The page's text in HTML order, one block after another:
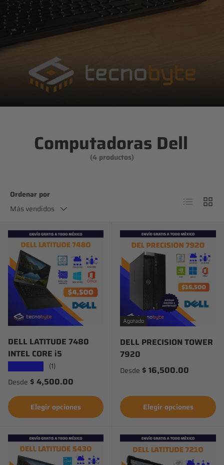
Computadoras Dell
(4 productos)
Ordenar por
Más vendidos
Lista
DELL LATITUDE 7480
INTEL CORE i5
(1)
Precio normal
Desde $ 4,500.00
Elegir opciones
Agotado
DELL PRECISION TOWER
7920
Precio normal
Desde $ 16,500.00
Elegir opciones